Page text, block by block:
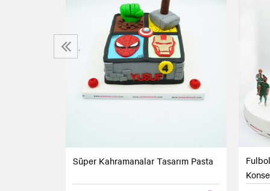
Süper Kahramanalar Tasarım Pasta
‹